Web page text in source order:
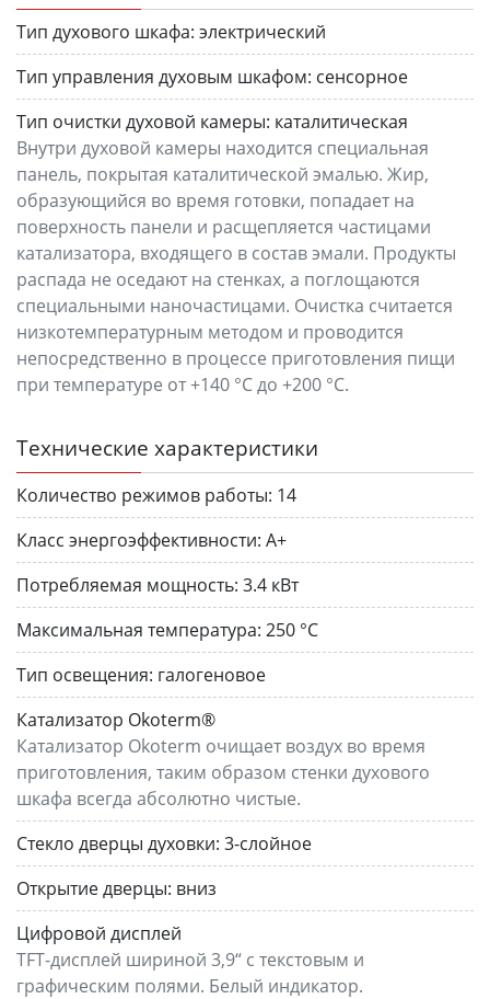
Тип духового шкафа: электрический
Тип управления духовым шкафом: сенсорное
Тип очистки духовой камеры: каталитическая
Внутри духовой камеры находится специальная
панель, покрытая каталитической эмалью. Жир,
образующийся во время готовки, попадает на
поверхность панели и расщепляется частицами
катализатора, входящего в состав эмали. Продукты
распада не оседают на стенках, а поглощаются
специальными наночастицами. Очистка считается
низкотемпературным методом и проводится
непосредственно в процессе приготовления пищи
при температуре от +140 °C до +200 °C.
Технические характеристики
Количество режимов работы: 14
Класс энергоэффективности: A+
Потребляемая мощность: 3.4 кВт
Максимальная температура: 250 °C
Тип освещения: галогеновое
Катализатор Okoterm®
Катализатор Okoterm очищает воздух во время
приготовления, таким образом стенки духового
шкафа всегда абсолютно чистые.
Стекло дверцы духовки: 3-слойное
Открытие дверцы: вниз
Цифровой дисплей
TFT-дисплей шириной 3,9“ с текстовым и
графическим полями. Белый индикатор.